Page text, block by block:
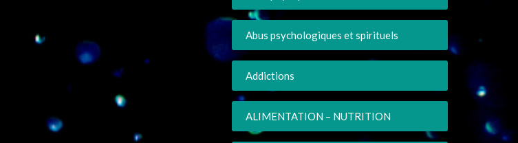
Abus psychologiques et spirituels
Addictions
ALIMENTATION – NUTRITION